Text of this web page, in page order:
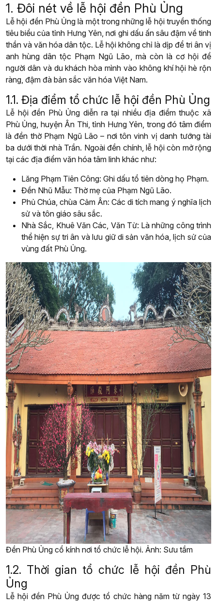
1. Đôi nét về lễ hội đền Phù Ủng
Lễ hội đền Phù Ủng là một trong những lễ hội truyền thống
tiêu biểu của tỉnh Hưng Yên, nơi ghi dấu ấn sâu đậm về tinh
thần và văn hóa dân tộc. Lễ hội không chỉ là dịp để tri ân vị
anh hùng dân tộc Phạm Ngũ Lão, mà còn là cơ hội để
người dân và du khách hòa mình vào không khí hội hè rộn
ràng, đậm đà bản sắc văn hóa Việt Nam.
1.1. Địa điểm tổ chức lễ hội đền Phù Ủng
Lễ hội đền Phù Ủng diễn ra tại nhiều địa điểm thuộc xã
Phù Ủng, huyện Ân Thi, tỉnh Hưng Yên, trong đó tâm điểm
là đền thờ Phạm Ngũ Lão – nơi tôn vinh vị danh tướng tài
ba dưới thời nhà Trần. Ngoài đền chính, lễ hội còn mở rộng
tại các địa điểm văn hóa tâm linh khác như:
Lăng Phạm Tiên Công: Ghi dấu tổ tiên dòng họ Phạm.
Đền Nhũ Mẫu: Thờ mẹ của Phạm Ngũ Lão.
Phủ Chúa, chùa Cảm Ân: Các di tích mang ý nghĩa lịch
sử và tôn giáo sâu sắc.
Nhà Sắc, Khuê Văn Các, Văn Từ: Là những công trình
thể hiện sự tri ân và lưu giữ di sản văn hóa, lịch sử của
vùng đất Phù Ủng.
Đền Phù Ủng cổ kính nơi tổ chức lễ hội. Ảnh: Sưu tầm
1.2. Thời gian tổ chức lễ hội đền Phù
Ủng
Lễ hội đền Phù Ủng được tổ chức hàng năm từ ngày 13